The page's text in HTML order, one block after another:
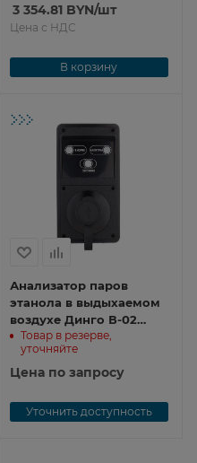
3 354.81BYN/шт
Цена с НДС
В корзину
Анализатор паров
этанола в выдыхаемом
воздухе Динго В-02
(поставляется
поверенным) В-02
Товар в резерве,
уточняйте
Цена по запросу
Уточнить доступность